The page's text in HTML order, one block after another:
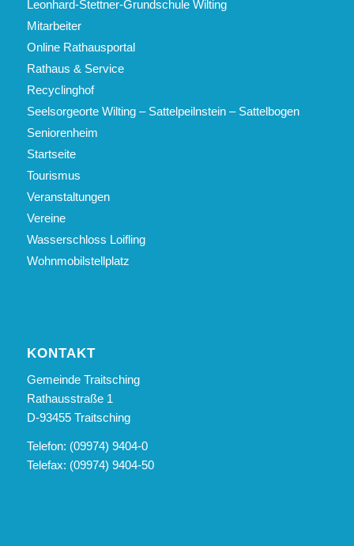
Leonhard-Stettner-Grundschule Wilting
Mitarbeiter
Online Rathausportal
Rathaus & Service
Recyclinghof
Seelsorgeorte Wilting – Sattelpeilnstein – Sattelbogen
Seniorenheim
Startseite
Tourismus
Veranstaltungen
Vereine
Wasserschloss Loifling
Wohnmobilstellplatz
KONTAKT
Gemeinde Traitsching
Rathausstraße 1
D-93455 Traitsching
Telefon: (09974) 9404-0
Telefax: (09974) 9404-50